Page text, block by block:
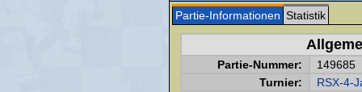
Partie-Informationen Statistik
Partie-Nummer:
149685
Turnier:
RSX-4-